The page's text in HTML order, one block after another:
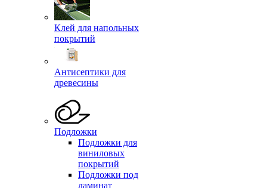
Клей для напольных
покрытий
Антисептики для
древесины
Подложки
Подложки для
виниловых
покрытий
Подложки под
ламинат